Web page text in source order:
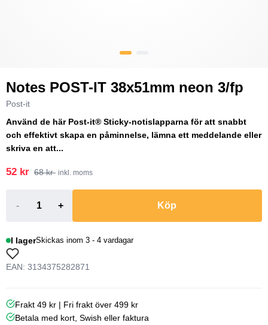
Notes POST-IT 38x51mm neon 3/fp
Post-it
Använd de här Post-it® Sticky-notislapparna för att snabbt
och effektivt skapa en påminnelse, lämna ett meddelande eller
skriva en att...
52 kr 68 kr inkl. moms
- + Köp
I lagerSkickas inom 3 - 4 vardagar
EAN: 3134375282871
Frakt 49 kr | Fri frakt över 499 kr
Betala med kort, Swish eller faktura